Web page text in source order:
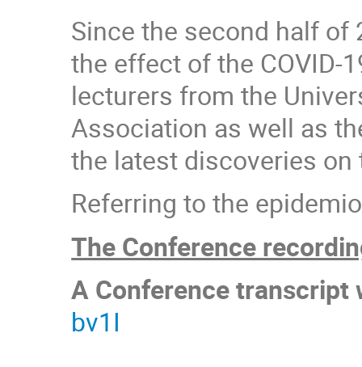
Since the second half of
the effect of the COVID-
lecturers from the
Association as well as
the latest discoveries
Referring to the
The Conference
A Conference
bv1I